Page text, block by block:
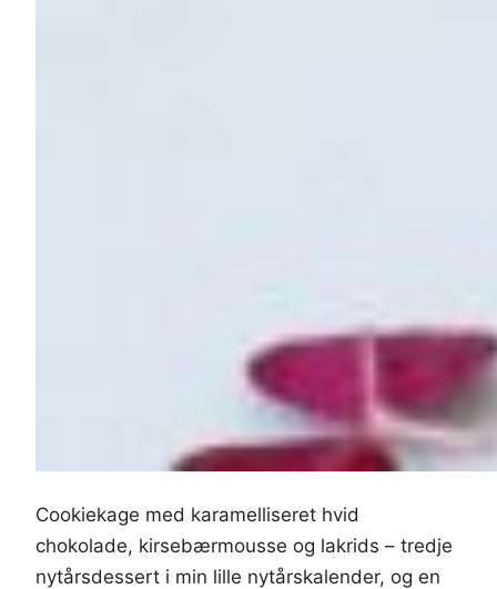
Cookiekage med karamelliseret hvid
chokolade, kirsebærmousse og lakrids – tredje
nytårsdessert i min lille nytårskalender, og en